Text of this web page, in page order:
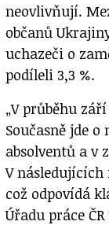
neovlivňují.
občanů
uchazeči o
podíleli 3,3 %.
„V průběhu
Současně jde
absolventů a v
V
což odpovídá
Úřadu práce